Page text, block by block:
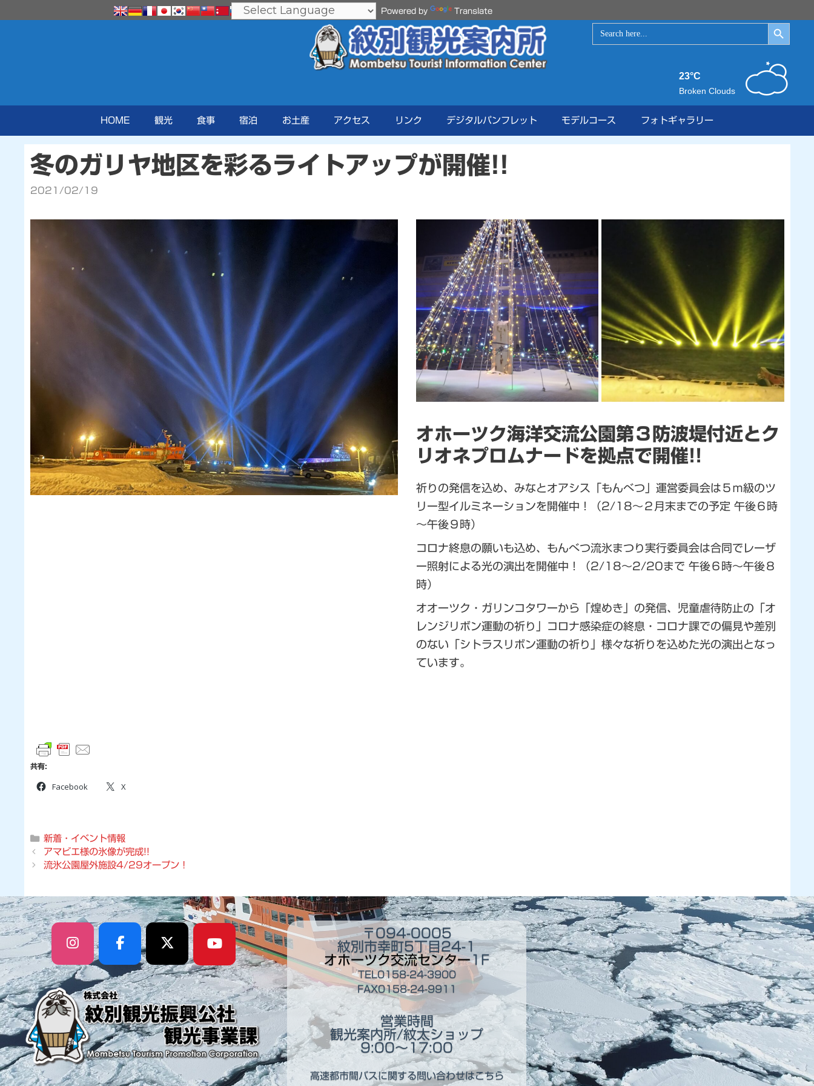
ン
ッ
Powered by Translate
Search
for:
Search Button
23°C
Broken Clouds
HOME 観光 食事 宿泊 お土産 アクセス リンク デジタルパンフレット モデルコース フォトギャラリー
冬のガリヤ地区を彩るライトアップが開催!!
2021/02/19
オホーツク海洋交流公園第３防波堤付近とク
リオネプロムナードを拠点で開催!!
祈りの発信を込め、みなとオアシス「もんべつ」運営委員会は５ｍ級のツ
リー型イルミネーションを開催中！（2/18～２月末までの予定 午後６時
～午後９時）
コロナ終息の願いも込め、もんべつ流氷まつり実行委員会は合同でレーザ
ー照射による光の演出を開催中！（2/18～2/20まで 午後６時～午後８
時）
オオーツク・ガリンコタワーから「煌めき」の発信、児童虐待防止の「オ
レンジリボン運動の祈り」コロナ感染症の終息・コロナ課での偏見や差別
のない「シトラスリボン運動の祈り」様々な祈りを込めた光の演出となっ
ています。
共有:
Facebook X
カ
テ
ゴ
新着・イベント情報
アマビエ様の氷像が完成!!
流氷公園屋外施設4/29オープン！
〒094-0005
紋別市幸町5丁目24-1
オホーツク交流センター1F
TEL0158-24-3900
FAX0158-24-9911
営業時間
観光案内所/紋太ショップ
9:00～17:00
高速都市間バスに関する問い合わせはこちら